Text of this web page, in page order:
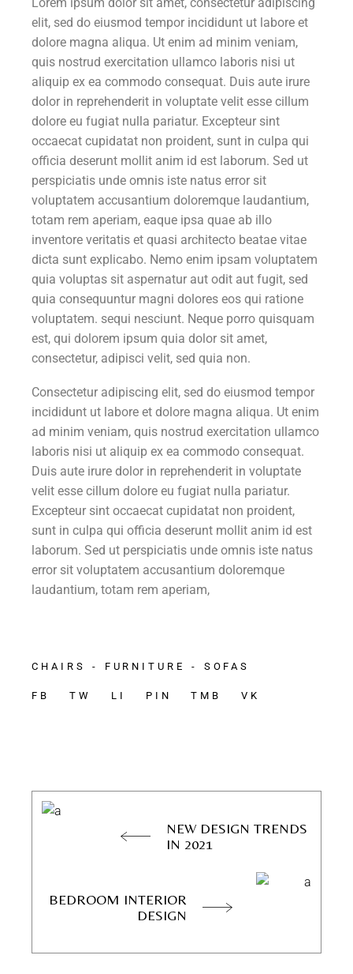
Lorem ipsum dolor sit amet, consectetur adipiscing
elit, sed do eiusmod tempor incididunt ut labore et
dolore magna aliqua. Ut enim ad minim veniam,
quis nostrud exercitation ullamco laboris nisi ut
aliquip ex ea commodo consequat. Duis aute irure
dolor in reprehenderit in voluptate velit esse cillum
dolore eu fugiat nulla pariatur. Excepteur sint
occaecat cupidatat non proident, sunt in culpa qui
officia deserunt mollit anim id est laborum. Sed ut
perspiciatis unde omnis iste natus error sit
voluptatem accusantium doloremque laudantium,
totam rem aperiam, eaque ipsa quae ab illo
inventore veritatis et quasi architecto beatae vitae
dicta sunt explicabo. Nemo enim ipsam voluptatem
quia voluptas sit aspernatur aut odit aut fugit, sed
quia consequuntur magni dolores eos qui ratione
voluptatem. sequi nesciunt. Neque porro quisquam
est, qui dolorem ipsum quia dolor sit amet,
consectetur, adipisci velit, sed quia non.
Consectetur adipiscing elit, sed do eiusmod tempor
incididunt ut labore et dolore magna aliqua. Ut enim
ad minim veniam, quis nostrud exercitation ullamco
laboris nisi ut aliquip ex ea commodo consequat.
Duis aute irure dolor in reprehenderit in voluptate
velit esse cillum dolore eu fugiat nulla pariatur.
Excepteur sint occaecat cupidatat non proident,
sunt in culpa qui officia deserunt mollit anim id est
laborum. Sed ut perspiciatis unde omnis iste natus
error sit voluptatem accusantium doloremque
laudantium, totam rem aperiam,
CHAIRS FURNITURE SOFAS
FB TW LI PIN TMB VK
NEW DESIGN TRENDS
IN 2021
BEDROOM INTERIOR
DESIGN